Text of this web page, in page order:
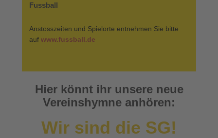
Fussball
Anstosszeiten und Spielorte entnehmen Sie bitte
auf www.fussball.de
Hier könnt ihr unsere neue
Vereinshymne anhören:
Wir sind die SG!